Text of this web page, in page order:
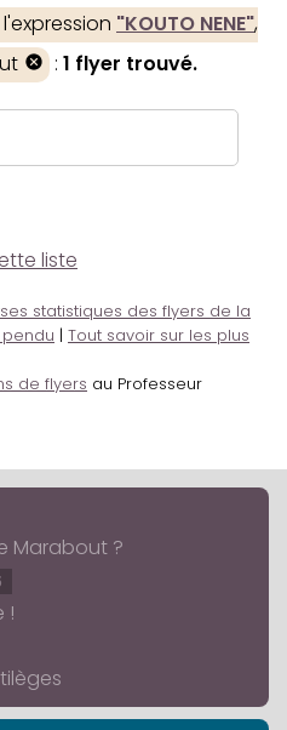
"KOUTO NENE",
: 1 flyer trouvé.
liste
statistiques des flyers de la
| Tout savoir sur les plus
de flyers au Professeur
Marabout ?
!